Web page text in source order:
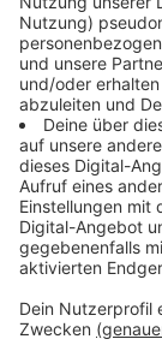
Kommunen
Waldbrände
bekämpfen
Pilotprojekts
auszustatten,
können. Bald
Anzeige